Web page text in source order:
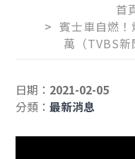
首
賓士車自燃
萬（TVBS新
日期： 2021-02-05
分類：最新消息